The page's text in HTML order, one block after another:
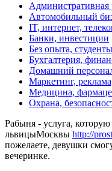
Административная
Автомобильный
IT, интернет,
Банки, инвестиции
Без опыта, студенты
Бухгалтерия,
Домашний
Маркетинг,
Медицина,
Охрана,
Рабыня - услуга,
львицыМосквы http://
пожелаете, девушки
вечеринке.